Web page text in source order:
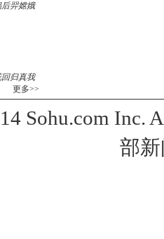
羿嫦娥
归真我
更多>>
Sohu.com Inc.
部